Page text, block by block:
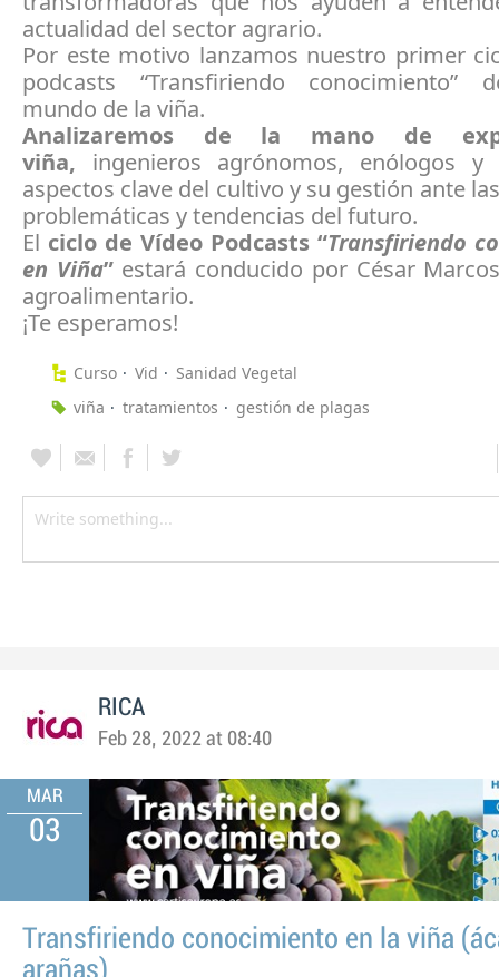
actualidad del sector agrario.
Por este motivo lanzamos nuestro primer
podcasts “Transfiriendo conocimiento”
mundo de la viña.
Analizaremos de la mano de
viña, ingenieros agrónomos, enólogos y
aspectos clave del cultivo y su gestión ante
problemáticas y tendencias del futuro.
El ciclo de Vídeo Podcasts “Transfiriendo
en Viña”estará conducido por César
agroalimentario.
¡Te esperamos!
Curso Vid
Sanidad Vegetal
viña
tratamientos gestión de plagas
RICA
Feb 28, 2022 at 08:40
MAR
03
Transfiriendo conocimiento en la viña
arañas)